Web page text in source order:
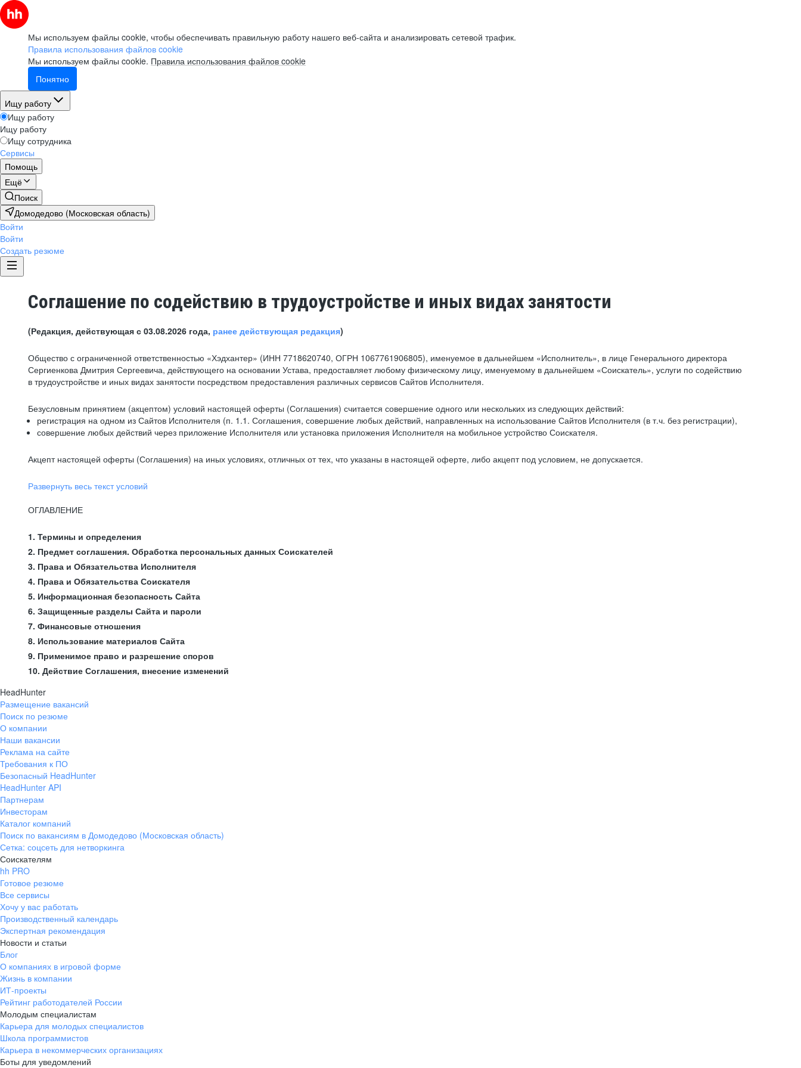
Мы используем файлы cookie, чтобы обеспечивать правильную работу нашего веб-сайта и анализировать сетевой трафик.
Правила использования файлов cookie
Мы используем файлы cookie. Правила использования файлов cookie
Понятно
Ищу работу
Ищу работу
Ищу работу
Ищу сотрудника
Сервисы
Помощь
Ещё
Поиск
Домодедово (Московская область)
Войти
Войти
Создать резюме
Соглашение по содействию в трудоустройстве и иных видах занятости
(Редакция, действующая с 03.08.2026 года, ранее действующая редакция)
Общество с ограниченной ответственностью «Хэдхантер» (ИНН 7718620740, ОГРН 1067761906805), именуемое в дальнейшем «Исполнитель», в лице Генерального директора
Сергиенкова Дмитрия Сергеевича, действующего на основании Устава, предоставляет любому физическому лицу, именуемому в дальнейшем «Соискатель», услуги по содействию
в трудоустройстве и иных видах занятости посредством предоставления различных сервисов Сайтов Исполнителя.
Безусловным принятием (акцептом) условий настоящей оферты (Соглашения) считается совершение одного или нескольких из следующих действий:
регистрация на одном из Сайтов Исполнителя (п. 1.1. Соглашения, совершение любых действий, направленных на использование Сайтов Исполнителя (в т.ч. без регистрации),
совершение любых действий через приложение Исполнителя или установка приложения Исполнителя на мобильное устройство Соискателя.
Акцепт настоящей оферты (Соглашения) на иных условиях, отличных от тех, что указаны в настоящей оферте, либо акцепт под условием, не допускается.
Развернуть весь текст условий
ОГЛАВЛЕНИЕ
1. Термины и определения
2. Предмет соглашения. Обработка персональных данных Соискателей
3. Права и Обязательства Исполнителя
4. Права и Обязательства Соискателя
5. Информационная безопасность Сайта
6. Защищенные разделы Сайта и пароли
7. Финансовые отношения
8. Использование материалов Сайта
9. Применимое право и разрешение споров
10. Действие Соглашения, внесение изменений
HeadHunter
Размещение вакансий
Поиск по резюме
О компании
Наши вакансии
Реклама на сайте
Требования к ПО
Безопасный HeadHunter
HeadHunter API
Партнерам
Инвесторам
Каталог компаний
Поиск по вакансиям в Домодедово (Московская область)
Сетка: соцсеть для нетворкинга
Соискателям
hh PRO
Готовое резюме
Все сервисы
Хочу у вас работать
Производственный календарь
Экспертная рекомендация
Новости и статьи
Блог
О компаниях в игровой форме
Жизнь в компании
ИТ-проекты
Рейтинг работодателей России
Молодым специалистам
Карьера для молодых специалистов
Школа программистов
Карьера в некоммерческих организациях
Боты для уведомлений